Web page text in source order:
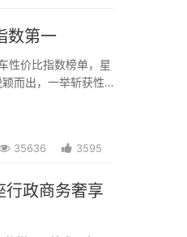
数第一
性价比指数榜单，星
而出，一举斩获性
35636 3595
政商务奢享